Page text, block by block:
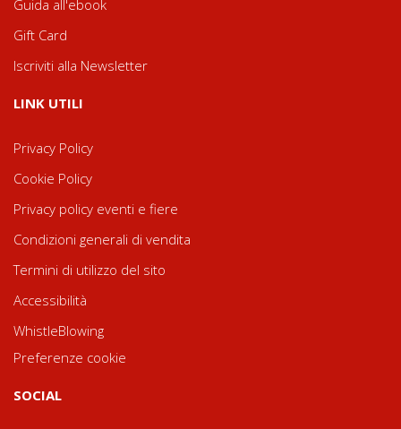
Guida all'ebook
Gift Card
Iscriviti alla Newsletter
LINK UTILI
Privacy Policy
Cookie Policy
Privacy policy eventi e fiere
Condizioni generali di vendita
Termini di utilizzo del sito
Accessibilità
WhistleBlowing
Preferenze cookie
SOCIAL